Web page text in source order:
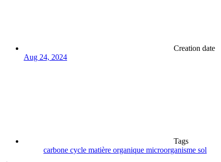
Creation date
Aug 24, 2024
Tags
carbone cycle matière organique microorganisme sol